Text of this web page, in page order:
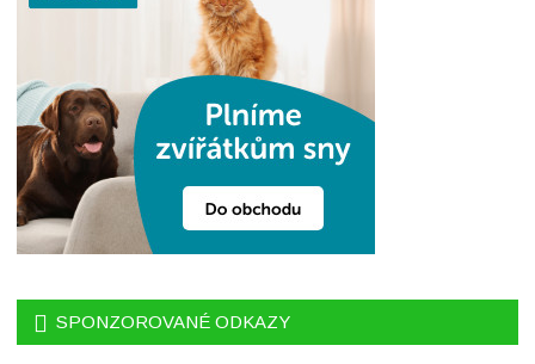
SPONZOROVANÉ ODKAZY